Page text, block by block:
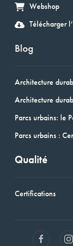
Webshop
Télécharger
Blog
Architecture
Architecture
Parcs urbains: le
Parcs urbains :
Qualité
Certifications